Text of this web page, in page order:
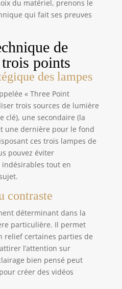
des caméras d'action et
ce qui permet de multiples
et pratique: Grâce à sa
ce support de lumière peut
un sac à dos, ce qui en fait
lorsque vous êtes en
La rotule peut être
jusqu'à 180°, ce qui vous
pour répondre aux
en matière d'angle pour vos
d'éclairage.
du matériel, prenons le
qui fait ses preuves
de
points
des lampes
« Three Point
trois sources de lumière
clé), une secondaire (la
une dernière pour le fond
ces trois lampes de
pouvez éviter
tout en
contraste
déterminant dans la
particulière. Il permet
relief certaines parties de
l’attention sur
bien pensé peut
créer des vidéos